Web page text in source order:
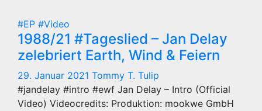
#EP #Video
1988/21 #Tageslied – Jan Delay
zelebriert Earth, Wind & Feiern
29. Januar 2021 Tommy T. Tulip
#jandelay #intro #ewf Jan Delay – Intro (Official
Video) Videocredits: Produktion: mookwe GmbH